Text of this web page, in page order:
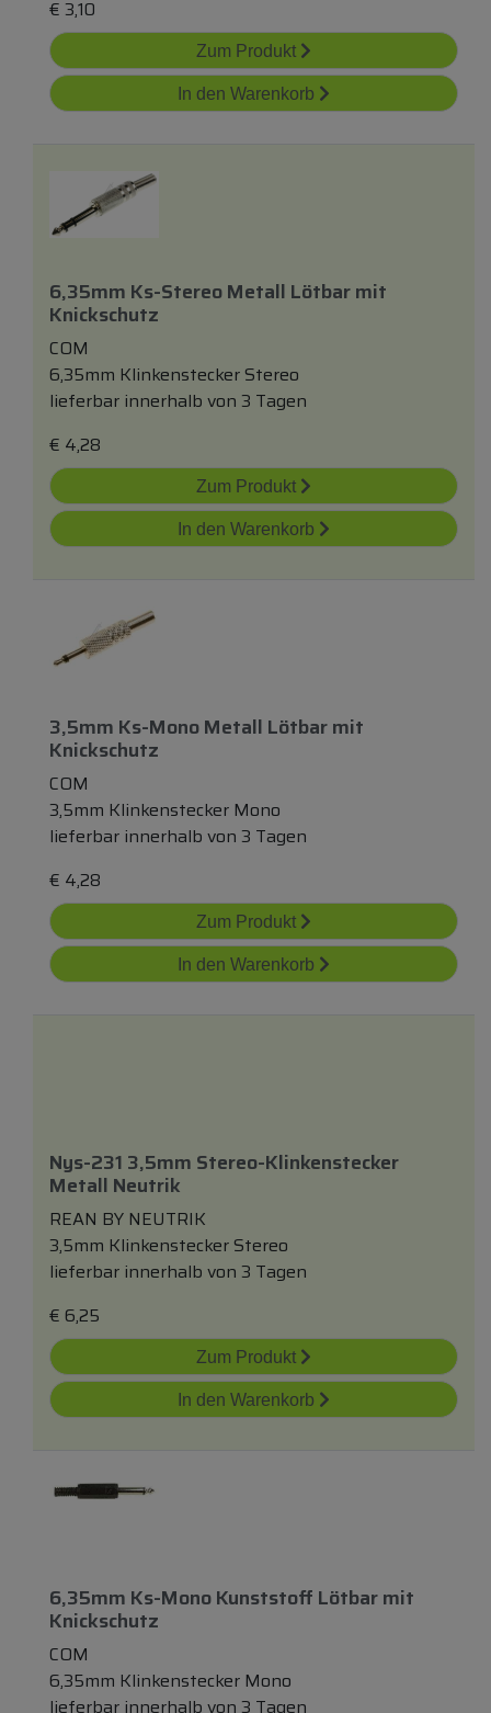
€ 3,10
Zum Produkt
In den Warenkorb
6,35mm Ks-Stereo Metall Lötbarmit
Knickschutz
COM
6,35mm Klinkenstecker Stereo
lieferbar innerhalb von 3 Tagen
€ 4,28
Zum Produkt
In den Warenkorb
3,5mm Ks-Mono Metall Lötbarmit
Knickschutz
COM
3,5mm Klinkenstecker Mono
lieferbar innerhalb von 3 Tagen
€ 4,28
Zum Produkt
In den Warenkorb
Nys-231 3,5mm Stereo-Klinkenstecker
Metall Neutrik
REAN BY NEUTRIK
3,5mm Klinkenstecker Stereo
lieferbar innerhalb von 3 Tagen
€ 6,25
Zum Produkt
In den Warenkorb
6,35mm Ks-Mono Kunststoff Lötbarmit
Knickschutz
COM
6,35mm Klinkenstecker Mono
lieferbar innerhalb von 3 Tagen